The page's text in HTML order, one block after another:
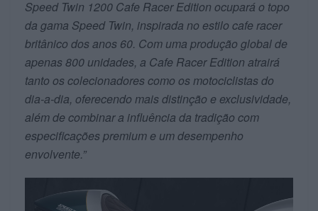
Speed Twin 1200 Cafe Racer Edition ocupará o topo
da gama Speed Twin, inspirada no estilo cafe racer
britânico dos anos 60. Com uma produção global de
apenas 800 unidades, a Cafe Racer Edition atrairá
tanto os colecionadores como os motociclistas do
dia-a-dia, oferecendo mais distinção e exclusividade,
além de combinar a influência da tradição com
especificações premium e um desempenho
envolvente.”